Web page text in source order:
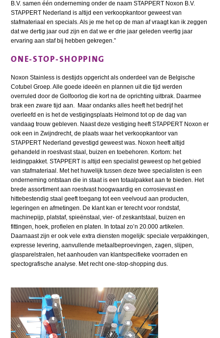
B.V. samen één onderneming onder de naam STAPPERT Noxon B.V.
STAPPERT Nederland is altijd een verkoopkantoor geweest van
stafmateriaal en specials. Als je me het op de man af vraagt kan ik zeggen
dat we dertig jaar oud zijn en dat we er drie jaar geleden veertig jaar
ervaring aan staf bij hebben gekregen.”
ONE-STOP-SHOPPING
Noxon Stainless is destijds opgericht als onderdeel van de Belgische
Cotubel Groep. Alle goede ideeën en plannen uit die tijd werden
overruled door de Golfoorlog die kort na de oprichting uitbrak. Daarmee
brak een zware tijd aan. Maar ondanks alles heeft het bedrijf het
overleefd en is het de vestigingsplaats Helmond tot op de dag van
vandaag trouw gebleven. Naast deze vestiging heeft STAPPERT Noxon er
ook een in Zwijndrecht, de plaats waar het verkoopkantoor van
STAPPERT Nederland gevestigd geweest was. Noxon heeft altijd
gehandeld in roestvast staal, buizen en toebehoren. Kortom: het
leidingpakket. STAPPERT is altijd een specialist geweest op het gebied
van stafmateriaal. Met het huwelijk tussen deze twee specialisten is een
onderneming ontstaan die in staat is een totaalpakket aan te bieden. Het
brede assortiment aan roestvast hoogwaardig en corrosievast en
hittebestendig staal geeft toegang tot een veelvoud aan producten,
legeringen en afmetingen. De klant kan er terecht voor rondstaf,
machinepijp, platstaf, spieënstaal, vier- of zeskantstaal, buizen en
fittingen, hoek, profielen en platen. In totaal zo’n 20.000 artikelen.
Daarnaast zijn er ook vele extra diensten mogelijk: speciale verpakkingen,
expresse levering, aanvullende metaalbeproevingen, zagen, slijpen,
glasparelstralen, het aanhouden van klantspecifieke voorraden en
spectografische analyse. Met recht one-stop-shopping dus.